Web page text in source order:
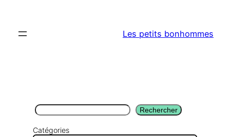
contenu
Les petits bonhommes
Rechercher Rechercher
Catégories